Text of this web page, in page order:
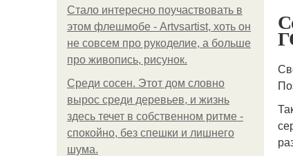
Стало интересно поучаствовать в
этом флешмобе - Artvsartist, хоть он
не совсем про рукоделие, а больше
про живопись, рисунок.
Среди сосен. Этот дом словно
вырос среди деревьев, и жизнь
здесь течет в собственном ритме -
спокойно, без спешки и лишнего
шума.